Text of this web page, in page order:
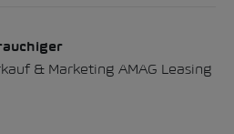
& Marketing AMAG Leasing